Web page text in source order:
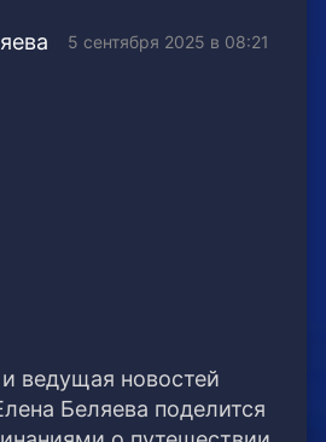
5 сентября 2025 в 08:21
ведущая новостей
Беляева поделится